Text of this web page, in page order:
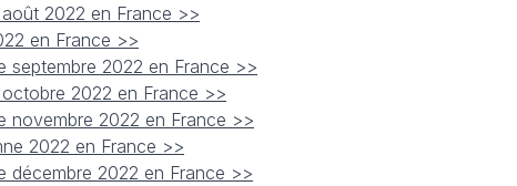
2022 en France >>
en France >>
septembre 2022 en France >>
2022 en France >>
novembre 2022 en France >>
2022 en France >>
décembre 2022 en France >>